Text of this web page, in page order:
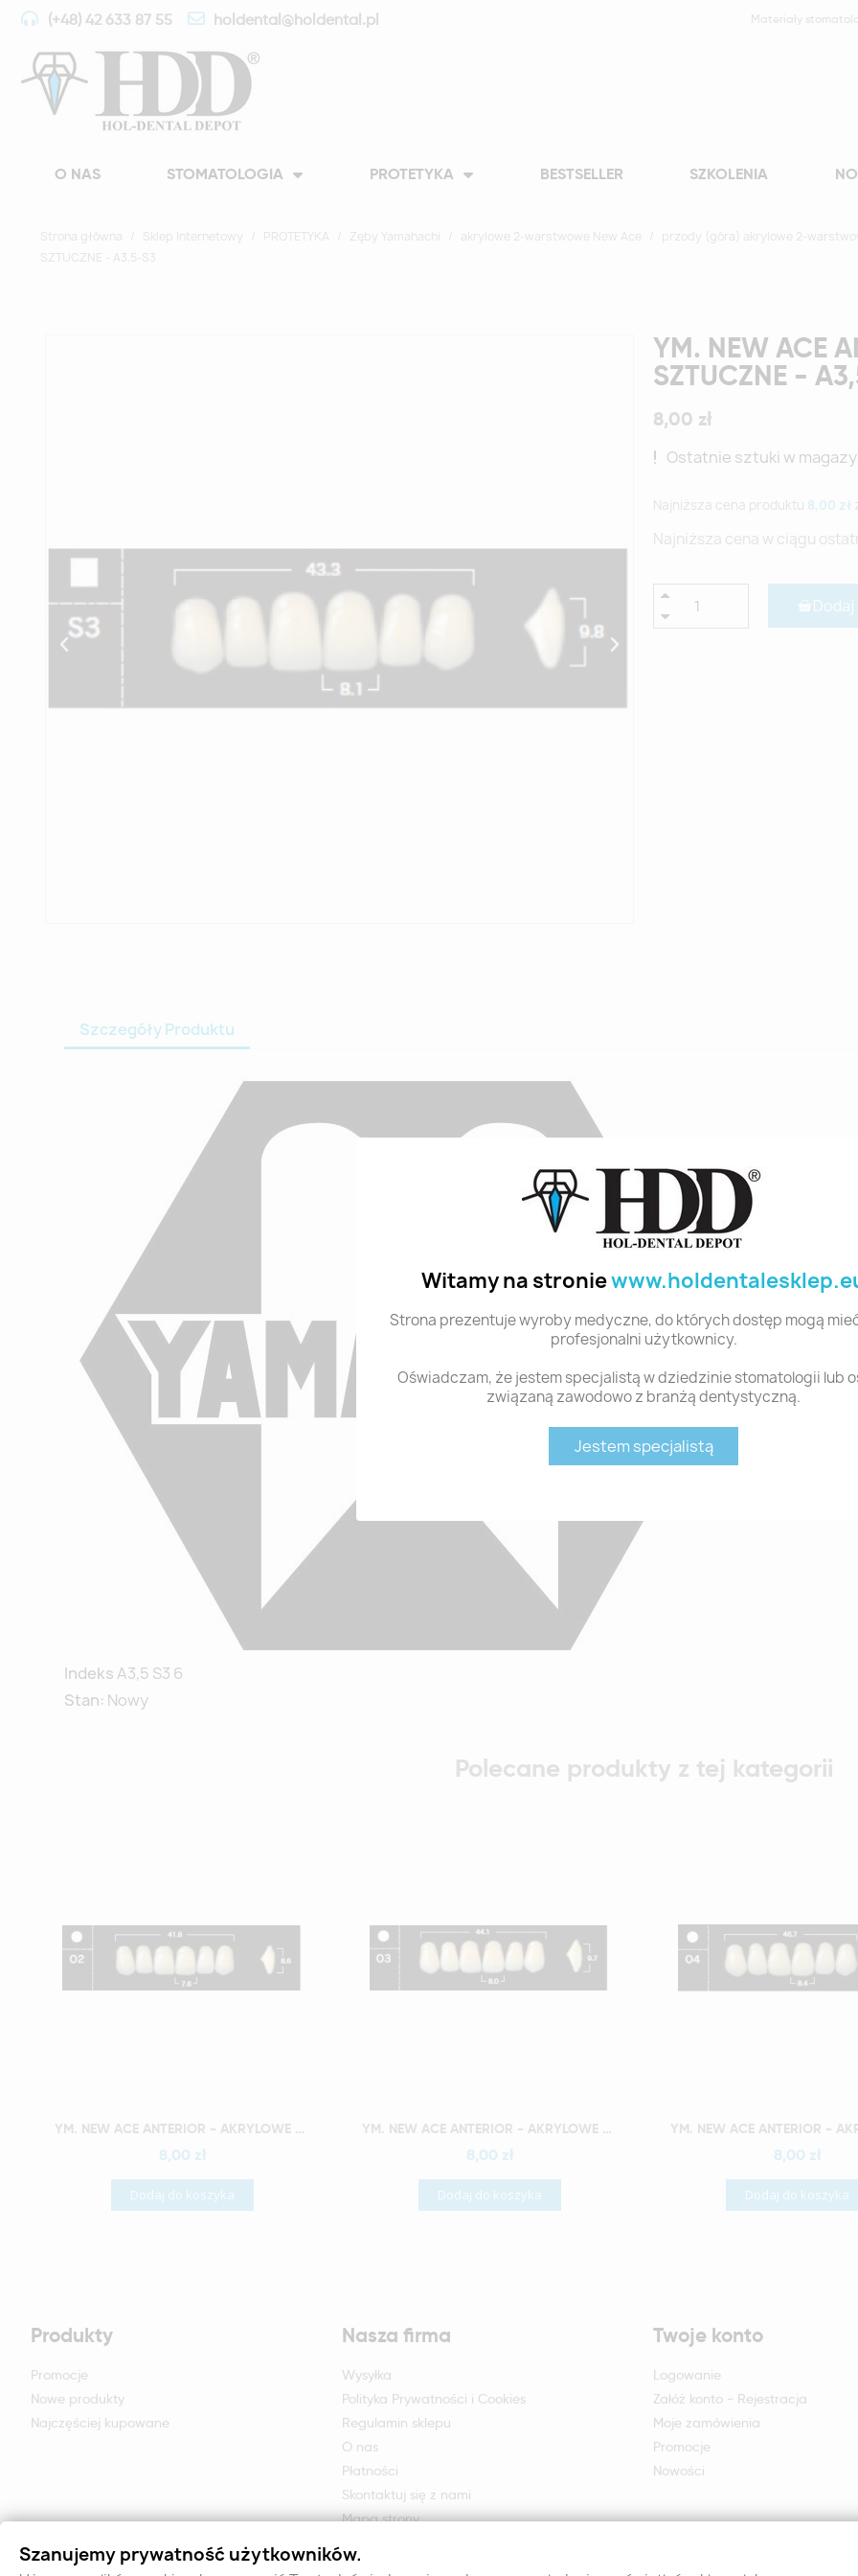
Witamy na stronie
Strona prezentuje wyroby medyczne, do których dostęp mogą
profesjonalni użytkownicy.
Oświadczam, że jestem specjalistą w dziedzinie stomatologii lub
związaną zawodowo z branżą dentystyczną.
Jestem specjalistą
(+48) 42 633 87 55 holdental@holdental.pl Materiały
O NAS STOMATOLOGIA PROTETYKA BESTSELLER SZKOLENIA
Strona główna Sklep Internetowy PROTETYKA Zęby Yamahachi akrylowe 2-warstwowe New Ace
przody (góra) akrylowe 2-
SZTUCZNE - A3,5-S3
YM. NEW ACE
SZTUCZNE -
8,00 zł
Ostatnie sztuki w
Najniższa cena produktu 8,00 zł
Najniższa cena w ciągu
Szczegóły Produktu
Indeks A3,5 S3 6
Stan: Nowy
Polecane produkty z tej kategorii
Szybki podgląd YM. NEW ACE ANTERIOR - AKRYLOWE ZĘBY SZTUCZNE - A3,5-O2
8,00 zł
Dodaj do koszyka
Szybki podgląd YM. NEW ACE ANTERIOR - AKRYLOWE ZĘBY SZTUCZNE - A3,5-O3
8,00 zł
Dodaj do koszyka
Szybki podgląd
8,00 zł
Dodaj do koszyka
Produkty
Promocje
Nowe produkty
Najczęściej kupowane
Nasza firma
Wysyłka
Polityka Prywatności i Cookies
Regulamin sklepu
O nas
Płatności
Skontaktuj się z nami
Mapa strony
Twoje konto
Logowanie
Załóż konto - Rejestracja
Moje zamówienia
Promocje
Nowości
Szanujemy prywatność użytkowników.